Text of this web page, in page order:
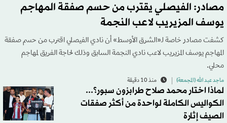
مصادر: الفيصلي يقترب من حسم صفقة المهاجم
يوسف المزيريب لاعب النجمة
كشفت مصادر خاصة لـ«الشرق الأوسط» أن نادي الفيصلي اقترب من حسم صفقة
المهاجم يوسف المزيريب لاعب نادي النجمة السابق وذلك لحاجة الفريق لمهاجم
محلي.
ماجد عبد الله (المجمعة) منذ 10 دقيقة
لماذا اختار محمد صلاح طرابزون سبور؟...
الكواليس الكاملة لواحدة من أكثر صفقات
الصيف إثارة